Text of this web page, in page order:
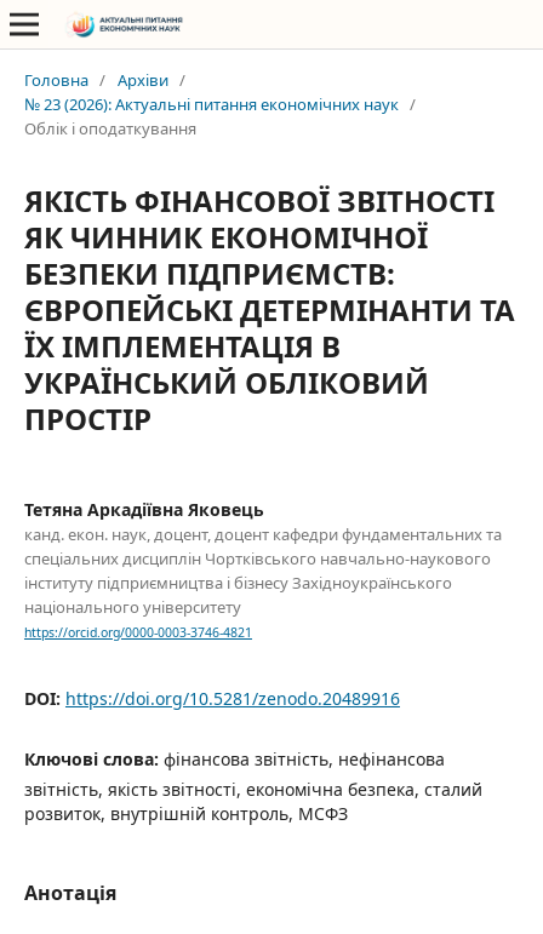
Головна / Архіви /
№ 23 (2026): Актуальні питання економічних наук /
Облік і оподаткування
ЯКІСТЬ ФІНАНСОВОЇ ЗВІТНОСТІ
ЯК ЧИННИК ЕКОНОМІЧНОЇ
БЕЗПЕКИ ПІДПРИЄМСТВ:
ЄВРОПЕЙСЬКІ ДЕТЕРМІНАНТИ ТА
ЇХ ІМПЛЕМЕНТАЦІЯ В
УКРАЇНСЬКИЙ ОБЛІКОВИЙ
ПРОСТІР
Тетяна Аркадіївна Яковець
канд. екон. наук, доцент, доцент кафедри фундаментальних та
спеціальних дисциплін Чортківського навчально-наукового
інституту підприємництва і бізнесу Західноукраїнського
національного університету
https://orcid.org/0000-0003-3746-4821
DOI: https://doi.org/10.5281/zenodo.20489916
Ключові слова: фінансова звітність, нефінансова
звітність, якість звітності, економічна безпека, сталий
розвиток, внутрішній контроль, МСФЗ
Анотація